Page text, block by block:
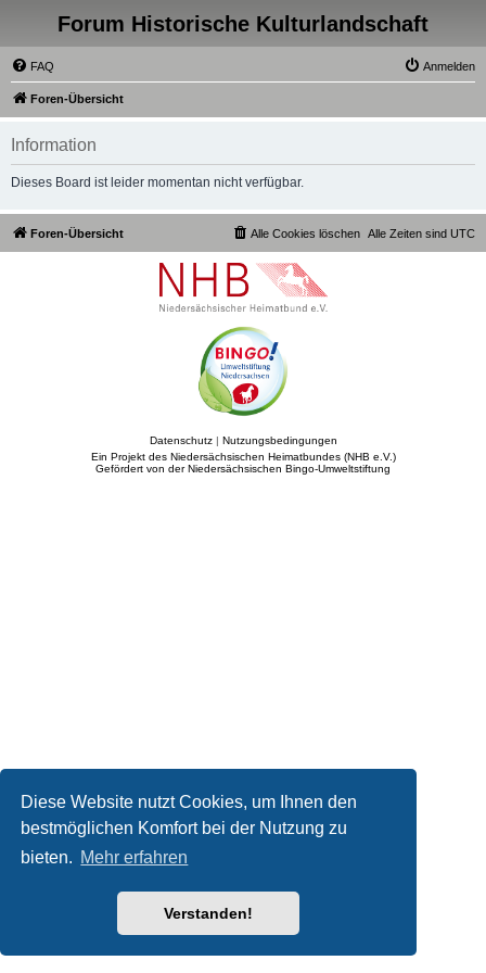
Diese Website nutzt Cookies, um Ihnen den
bestmöglichen Komfort bei der Nutzung zu
bieten. Mehr erfahren
Verstanden!
Forum Historische Kulturlandschaft
FAQ Anmelden
Foren-Übersicht
Information
Dieses Board ist leider momentan nicht verfügbar.
Foren-Übersicht Alle Zeiten sind UTC
Alle Cookies löschen
Datenschutz| Nutzungsbedingungen
Ein Projekt des Niedersächsischen Heimatbundes (NHB e.V.)
Gefördert von der Niedersächsischen Bingo-Umweltstiftung